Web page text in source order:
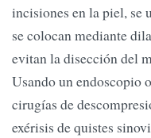
incisiones en la piel, se
se colocan mediante
evitan la disección del
Usando un endoscopio
cirugías de
exérisis de quistes